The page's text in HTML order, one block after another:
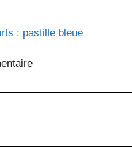
: pastille bleue